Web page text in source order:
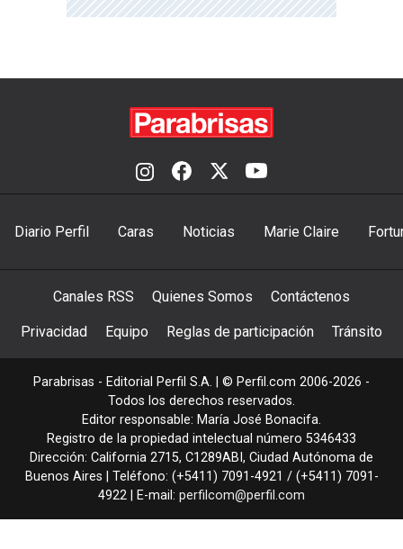
Diario Perfil Caras Noticias Marie Claire
Canales RSS Quienes Somos Contáctenos
Privacidad Equipo Reglas de participación Tránsito
Parabrisas - Editorial Perfil S.A. | © Perfil.com 2006-2026 -
Todos los derechos reservados.
Editor responsable: María José Bonacifa.
Registro de la propiedad intelectual número 5346433
Dirección: California 2715, C1289ABI , Ciudad Autónoma de
Buenos Aires | Teléfono: (+5411) 7091-4921 / (+5411) 7091-
4922 | E-mail: perfilcom@perfil.com